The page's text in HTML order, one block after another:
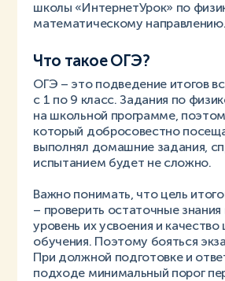
школы «ИнтернетУрок» по
математическому направлению.
Что такое ОГЭ?
ОГЭ – это подведение итогов
с 1 по 9 класс. Задания по
на школьной программе,
который добросовестно
выполнял домашние задания,
испытанием будет не сложно.
Важно понимать, что цель
– проверить остаточные знания
уровень их усвоения и качество
обучения. Поэтому бояться
При должной подготовке и
подходе минимальный порог